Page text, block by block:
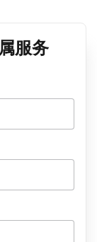
服务